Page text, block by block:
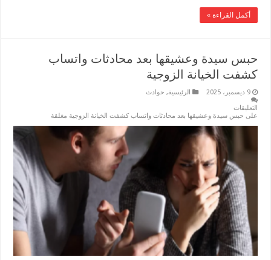
أكمل القراءة »
حبس سيدة وعشيقها بعد محادثات واتساب
كشفت الخيانة الزوجية
9 ديسمبر، 2025 الرئيسية, حوادث
التعليقات
على حبس سيدة وعشيقها بعد محادثات واتساب كشفت الخيانة الزوجية مغلقة